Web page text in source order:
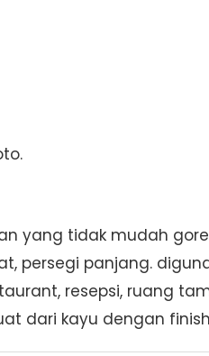
yang tidak mudah
persegi panjang.
resepsi, ruang
dari kayu dengan